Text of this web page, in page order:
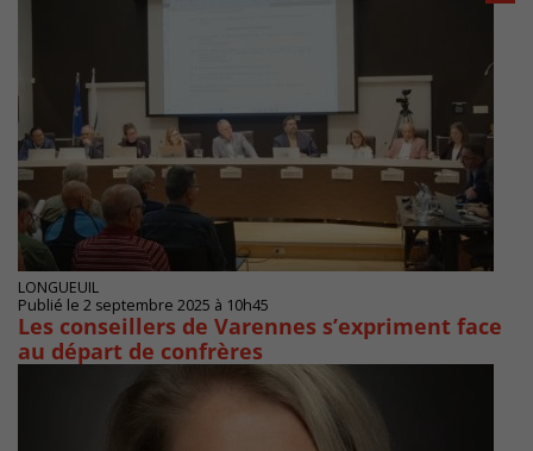
LONGUEUIL
Publié le 2 septembre 2025 à 10h45
Les conseillers de Varennes s’expriment face
au départ de confrères